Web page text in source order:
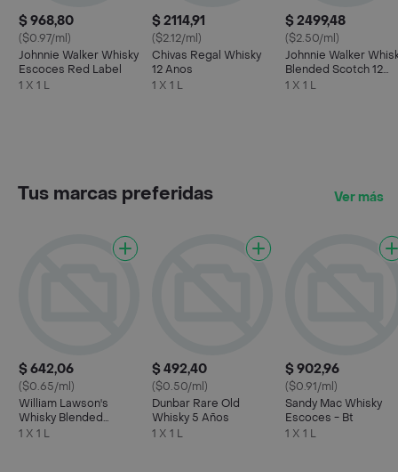
$ 968,80
($0.97/ml)
Johnnie Walker Whisky
Escoces Red Label
1 X 1 L
$ 2114,91
($2.12/ml)
Chivas Regal Whisky
12 Anos
1 X 1 L
$ 2499,48
($2.50/ml)
Johnnie Walker
Blended Scotch 12
Años
1 X 1 L
Tus marcas preferidas Ver más
$ 642,06
($0.65/ml)
William Lawson's
Whisky Blended
Scotch
1 X 1 L
$ 492,40
($0.50/ml)
Dunbar Rare Old
Whisky 5 Años
1 X 1 L
$ 902,96
($0.91/ml)
Sandy Mac Whisky
Escoces - Bt
1 X 1 L